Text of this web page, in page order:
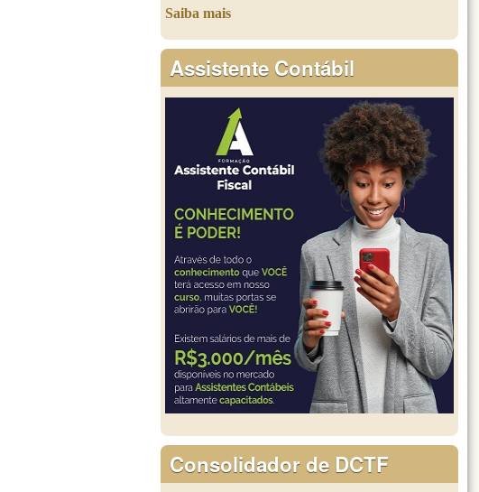
Saiba mais
Assistente Contábil
Consolidador de DCTF